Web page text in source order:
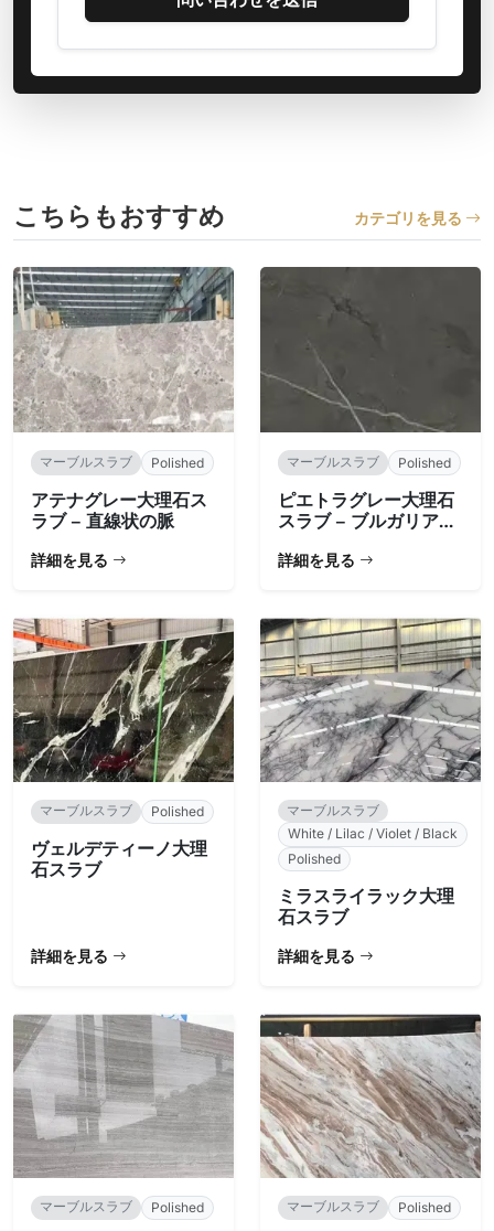
こちらもおすすめ カテゴリを見る
マーブルスラブ Polished
アテナグレー大理石ス
ラブ – 直線状の脈
詳細を見る
マーブルスラブ Polished
ピエトラグレー大理石
スラブ – ブルガリア産
詳細を見る
マーブルスラブ Polished
ヴェルデティーノ大理
石スラブ
詳細を見る
マーブルスラブ
White / Lilac / Violet / Black
Polished
ミラスライラック大理
石スラブ
詳細を見る
マーブルスラブ Polished マーブルスラブ Polished